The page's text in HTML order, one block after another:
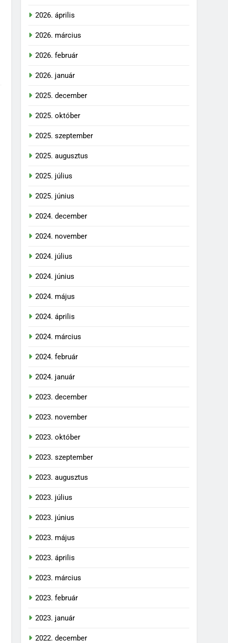
2026. április
2026. március
2026. február
2026. január
2025. december
2025. október
2025. szeptember
2025. augusztus
2025. július
2025. június
2024. december
2024. november
2024. július
2024. június
2024. május
2024. április
2024. március
2024. február
2024. január
2023. december
2023. november
2023. október
2023. szeptember
2023. augusztus
2023. július
2023. június
2023. május
2023. április
2023. március
2023. február
2023. január
2022. december